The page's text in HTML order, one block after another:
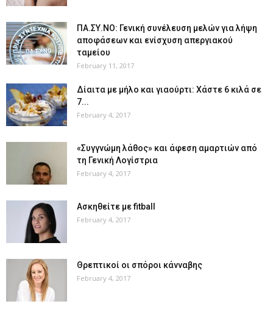
ΠΑ.ΣΥ.ΝΟ: Γενική συνέλευση μελών για λήψη
αποφάσεων και ενίσχυση απεργιακού
ταμείου
February 11, 2017
Δίαιτα με μήλο και γιαούρτι: Χάστε 6 κιλά σε
7...
February 4, 2017
«Συγγνώμη λάθος» και άφεση αμαρτιών από
τη Γενική Λογίστρια
February 4, 2017
Ασκηθείτε με fitball
February 4, 2017
Θρεπτικοί οι σπόροι κάνναβης
February 4, 2017